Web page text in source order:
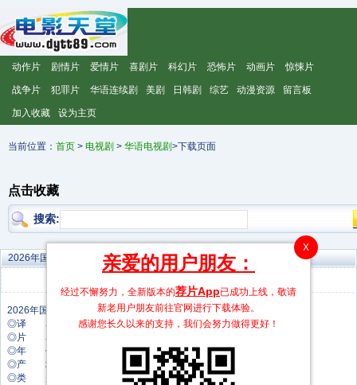
动作片 剧情片 爱情片 喜剧片 科幻片 恐怖片 动画片 惊悚片
战争片 犯罪片 华语连续剧 美剧 日韩剧 综艺 动漫资源 留言板
加入收藏 设为主页
当前位置： 首页 > 电视剧 > 华语电视剧>下载页面
点击收藏
搜索:
2026年国产电视剧《终宋》 连载至第04集
◎译 名 终宋
◎片 名 终宋
◎年 代 2026
◎产 地 中国大陆
◎类 别 剧情
X
亲爱的用户朋友：
经过不懈努力，全新版本的荐片App已成功上线，敬请
新老用户朋友前往官网进行下载体验。
感谢您长久以来的支持，我们会努力做得更好！